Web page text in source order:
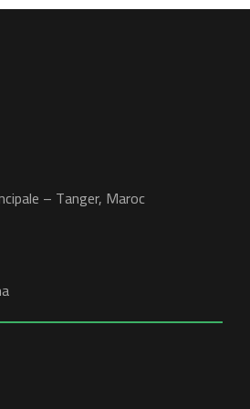
– Tanger, Maroc